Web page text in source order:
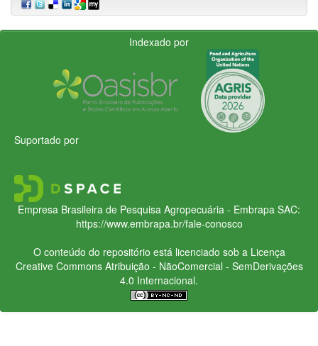
Indexado por
Suportado por
Empresa Brasileira de Pesquisa Agropecuária - Embrapa SAC:
https://www.embrapa.br/fale-conosco
O conteúdo do repositório está licenciado sob a Licença
Creative CommonsAtribuição - NãoComercial - SemDerivações
4.0 Internacional.